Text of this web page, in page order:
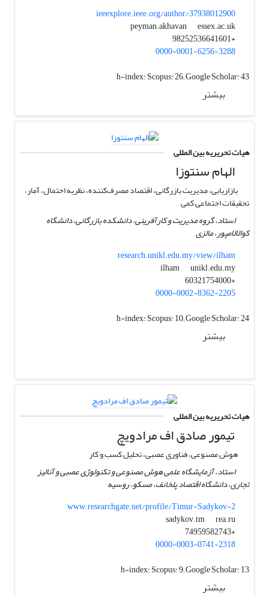
ieeexplore.ieee.org/author/37938012900
peyman.akhavan
essex.ac.uk
+98252536641601
0000-0001-6256-3288
h-index:Scopus: 26; Google Scholar: 43
بیشتر
هیات تحریریه بین المللی
الهام سنتوزا
بازاریابی، مدیریت بازرگانی، اقتصاد مصرف‌کننده، نظریه احتمال، آمار،
تحقیقات اجتماعی کمی
استاد، گروه مدیریت و کارآفرینی، دانشکده بازرگانی، دانشگاه
کوالالامپور، مالزی
research.unikl.edu.my/view/ilham
ilham
unikl.edu.my
+60321754000
0000-0002-8362-2205
h-index:Scopus: 10; Google Scholar: 24
بیشتر
هیات تحریریه بین المللی
تیمور صادق اف مرادویچ
هوش مصنوعی، فناوری عصبی، تحلیل کسب و کار
استاد، آزمایشگاه علمی هوش مصنوعی و تکنولوژی عصبی و آنالیز
تجاری، دانشگاه اقتصاد پلخانف، مسکو، روسیه
www.researchgate.net/profile/Timur-Sadykov-2
sadykov.tm
rea.ru
+74959582743
0000-0003-0741-2318
h-index:Scopus: 9; Google Scholar: 13
بیشتر